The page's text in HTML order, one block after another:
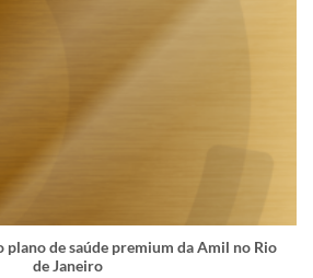
plano de saúde premium da Amil no Rio
de Janeiro